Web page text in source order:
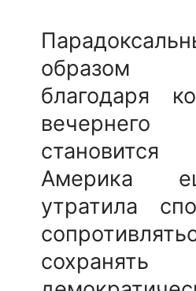
образом
благодаря
Америка
утратила
сохранять